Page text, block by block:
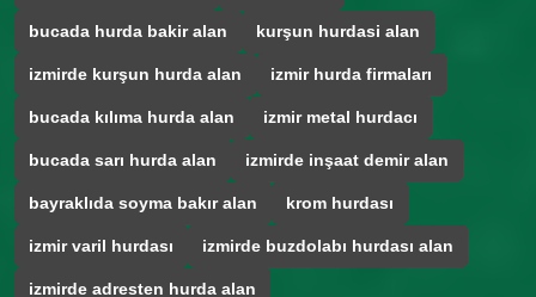
bucada hurda bakir alan kurşun hurdasi alan
izmirde kurşun hurda alan izmir hurda firmaları
bucada kılıma hurda alan izmir metal hurdacı
bucada sarı hurda alan izmirde inşaat demir alan
bayraklıda soyma bakır alan krom hurdası
izmir varil hurdası izmirde buzdolabı hurdası alan
izmirde adresten hurda alan